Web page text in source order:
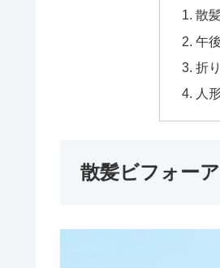
散
午
折
人
散髪ビフォー